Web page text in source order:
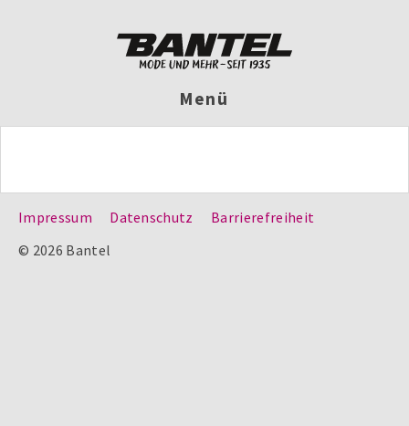
Menü
Impressum Datenschutz
Barrierefreiheit
© 2026 Bantel